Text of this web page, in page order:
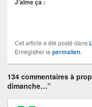
Cet article a été posté dans
Enregistrer le permalien.
134 commentaires à
dimanche…”